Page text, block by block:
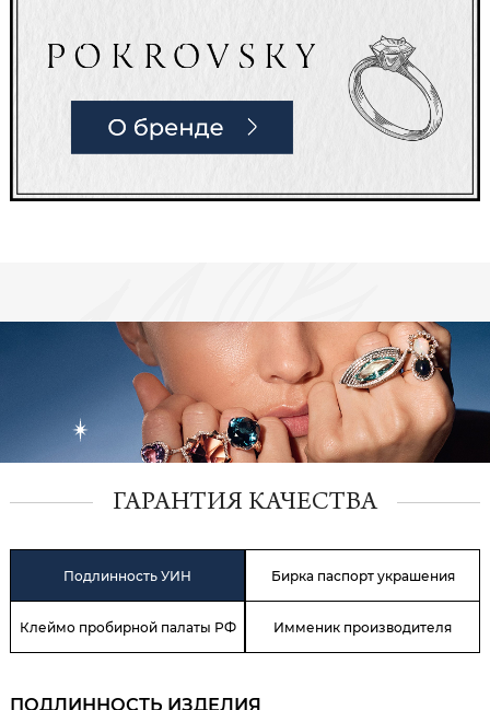
ГАРАНТИЯ КАЧЕСТВА
Подлинность УИН Бирка паспорт украшения
Клеймо пробирной палаты РФ Имменик производителя
ПОДЛИННОСТЬ ИЗДЕЛИЯ